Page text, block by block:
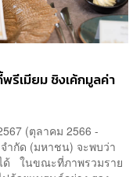
รีเมียม ชิงเค้กมูลค่า
(ตุลาคม 2566 -
ำกัด (มหาชน) จะพบว่า
ด้ ในขณะที่ภาพรวมราย